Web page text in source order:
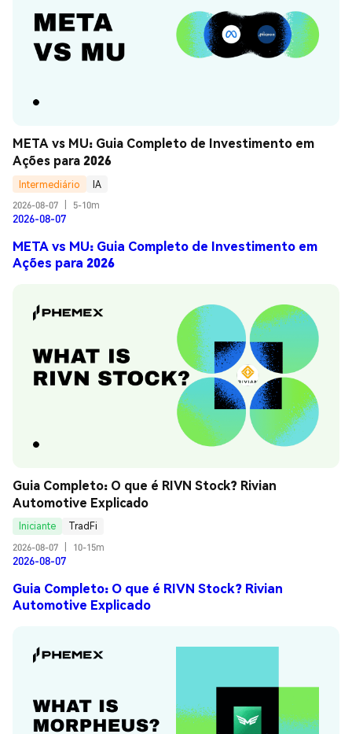
META vs MU: Guia Completo de Investimento em
Ações para 2026
Intermediário
IA
2026-08-07
5-10m
2026-08-07
META vs MU: Guia Completo de Investimento em
Ações para 2026
Guia Completo: O que é RIVN Stock? Rivian
Automotive Explicado
Iniciante
TradFi
2026-08-07
10-15m
2026-08-07
Guia Completo: O que é RIVN Stock? Rivian
Automotive Explicado